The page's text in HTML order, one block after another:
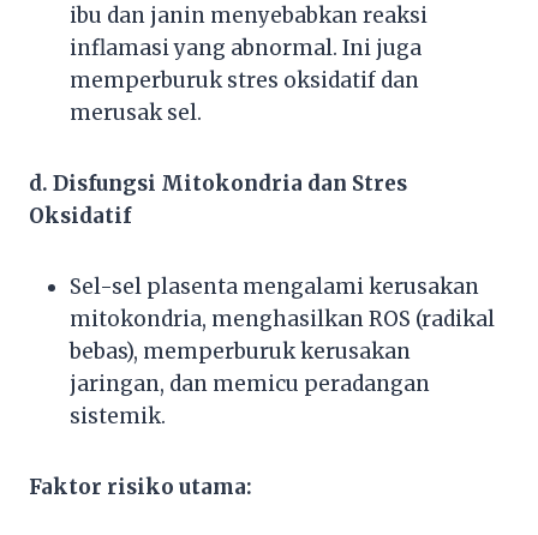
ibu dan janin menyebabkan reaksi
inflamasi yang abnormal. Ini juga
memperburuk stres oksidatif dan
merusak sel.
d. Disfungsi Mitokondria dan Stres
Oksidatif
Sel-sel plasenta mengalami kerusakan
mitokondria, menghasilkan ROS (radikal
bebas), memperburuk kerusakan
jaringan, dan memicu peradangan
sistemik.
Faktor risiko utama: